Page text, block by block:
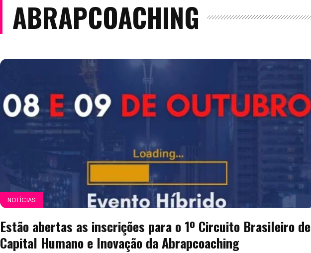
ABRAPCOACHING
NOTÍCIAS
Estão abertas as inscrições para o 1º Circuito Brasileiro de
Capital Humano e Inovação da Abrapcoaching